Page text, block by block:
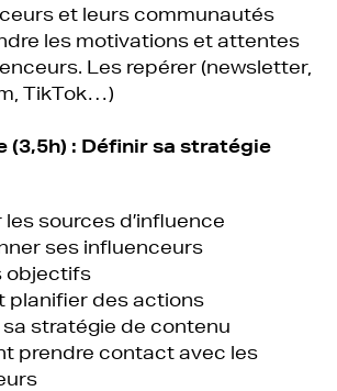
et leurs communautés
les motivations et attentes
Les repérer (newsletter,
TikTok…)
(3,5h) : Définir sa stratégie
les sources d’influence
ses influenceurs
objectifs
planifier des actions
sa stratégie de contenu
prendre contact avec les